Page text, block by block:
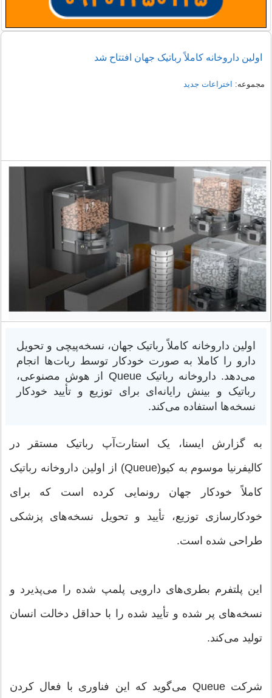
اولین داروخانه کاملاً رباتیک جهان افتتاح شد
مجموعه: اختراعات جدید
اولین داروخانه کاملاً رباتیک جهان، نسخه‌پیچی و تحویل
دارو را کاملا به صورت خودکار توسط ربات‌ها انجام
می‌دهد. داروخانه رباتیک Queue از هوش مصنوعی،
رباتیک و بینش رایانه‌ای برای توزیع و تأیید خودکار
نسخه‌ها استفاده می‌کند.
به گزارش ایسنا، یک استارت‌آپ رباتیک مستقر در
کالیفرنیا موسوم به کیو(Queue) از اولین داروخانه رباتیک
کاملاً خودکار جهان رونمایی کرده است که برای
خودکارسازی توزیع، تأیید و تحویل نسخه‌های پزشکی
طراحی شده است.
این پلتفرم بطری‌های دارویی پلمپ شده را می‌پذیرد و
نسخه‌های پر شده و تأیید شده را با حداقل دخالت انسان
تولید می‌کند.
شرکت Queue می‌گوید که این فناوری با فعال کردن